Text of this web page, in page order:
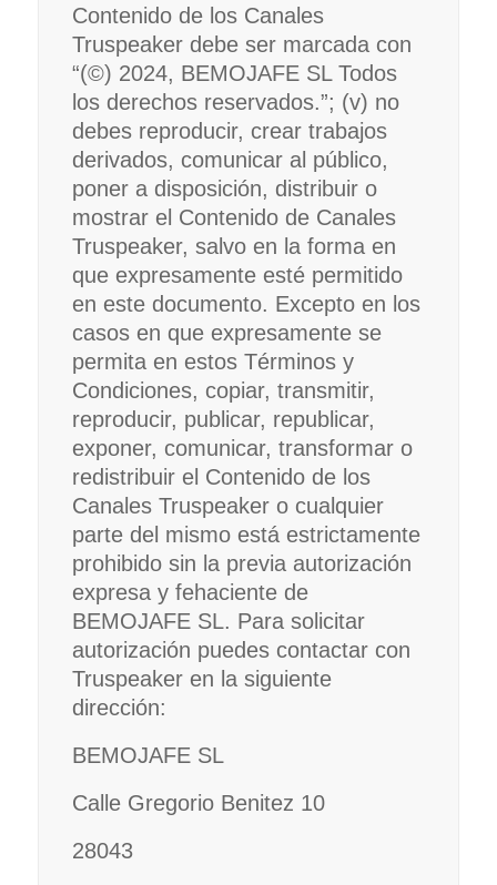
Contenido de los Canales
Truspeaker debe ser marcada con
“(©) 2024, BEMOJAFE SL Todos
los derechos reservados.”; (v) no
debes reproducir, crear trabajos
derivados, comunicar al público,
poner a disposición, distribuir o
mostrar el Contenido de Canales
Truspeaker, salvo en la forma en
que expresamente esté permitido
en este documento. Excepto en los
casos en que expresamente se
permita en estos Términos y
Condiciones, copiar, transmitir,
reproducir, publicar, republicar,
exponer, comunicar, transformar o
redistribuir el Contenido de los
Canales Truspeaker o cualquier
parte del mismo está estrictamente
prohibido sin la previa autorización
expresa y fehaciente de
BEMOJAFE SL. Para solicitar
autorización puedes contactar con
Truspeaker en la siguiente
dirección:
BEMOJAFE SL
Calle Gregorio Benitez 10
28043